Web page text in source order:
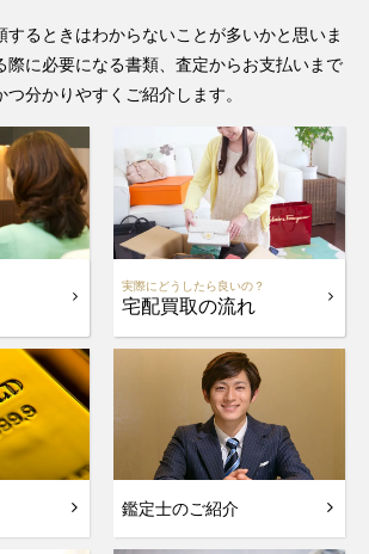
するときはわからないことが多いかと思いま
際に必要になる書類、査定からお支払いまで
分かりやすくご紹介します。
実際にどうしたら良いの？
宅配買取の流れ
鑑定士のご紹介